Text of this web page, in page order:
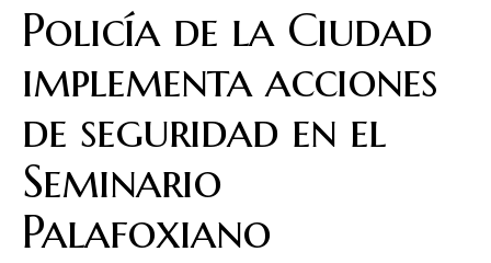
Policía de la Ciudad
implementa acciones
de seguridad en el
Seminario
Palafoxiano